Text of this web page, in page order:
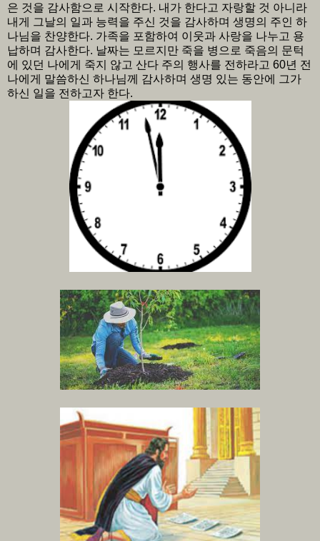
은 것을 감사함으로 시작한다. 내가 한다고 자랑할 것 아니라
내게 그날의 일과 능력을 주신 것을 감사하며 생명의 주인 하
나님을 찬양한다. 가족을 포함하여 이웃과 사랑을 나누고 용
납하며 감사한다. 날짜는 모르지만 죽을 병으로 죽음의 문턱
에 있던 나에게 죽지 않고 산다 주의 행사를 전하라고 60년 전
나에게 말씀하신 하나님께 감사하며 생명 있는 동안에 그가
하신 일을 전하고자 한다.